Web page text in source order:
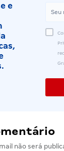
e
não será